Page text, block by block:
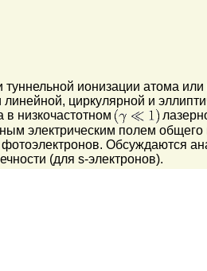
ионизации атома
циркулярной и
низкочастотном
электрическим полем
Обсуждаются
(для s-электронов).